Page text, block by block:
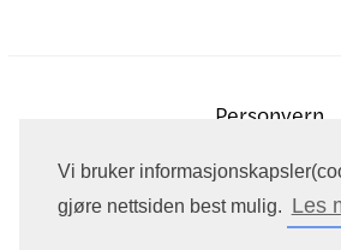
Vi bruker
gjøre nettsiden best mulig. Les
Personvern